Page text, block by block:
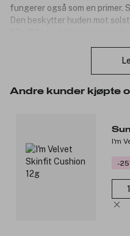
fungerer også som en primer.
Den beskytter huden mot
kremet tekstur og en lys
Smelter lett inn i huden
ønskelig.
Klebrer ikke, optimal
70% fysisk UV filter og
3245366
Andre kunder kjøpte
I'm
-